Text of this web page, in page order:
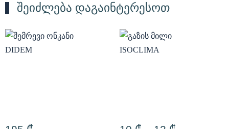
შეიძლება დაგაინტერესოთ